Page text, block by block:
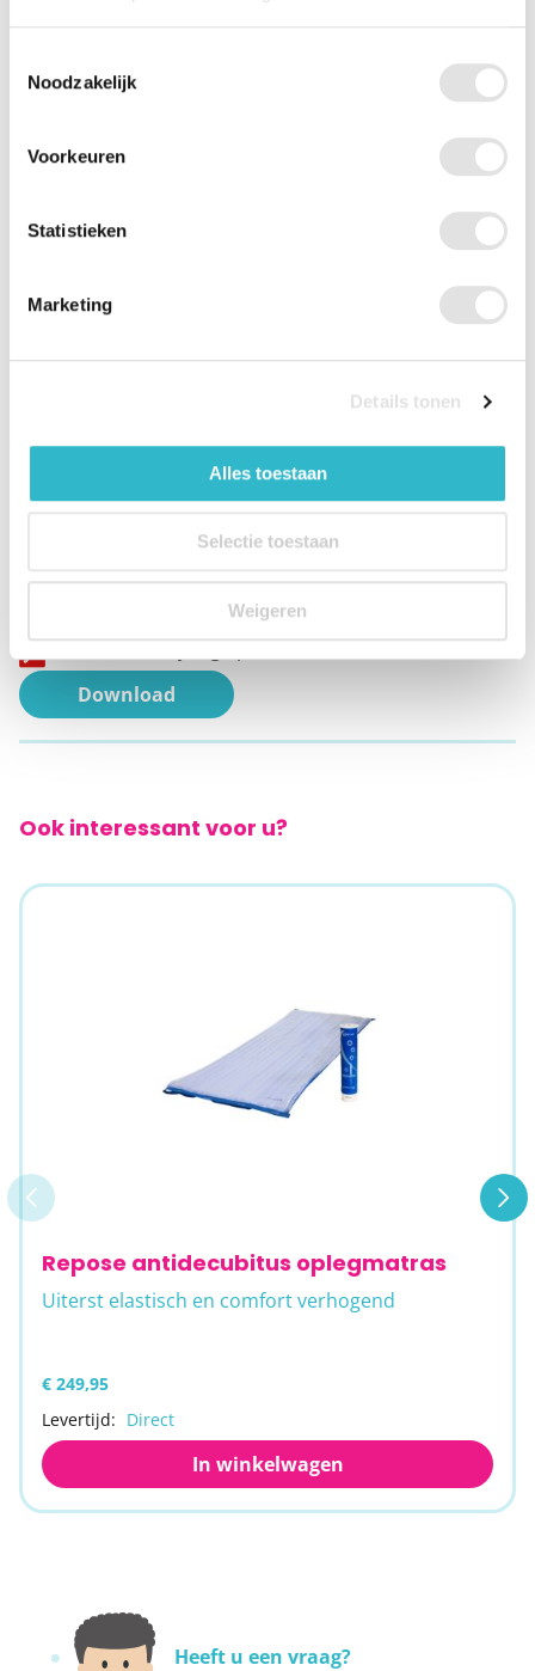
Noodzakelijk
Voorkeuren
Statistieken
Marketing
Details tonen
Alles toestaan
Selectie toestaan
Weigeren
Machinewasbaar op 30 graden
Herdegen
Documenten
Gebruiksaanwijzing -pdf
Download
Ook interessant voor u?
Repose antidecubitus oplegmatras
Uiterst elastisch en comfort verhogend
€ 249,95
Levertijd: Direct
In winkelwagen
Heeft u een vraag?